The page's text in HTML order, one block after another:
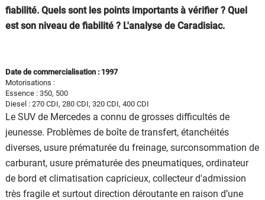
fiabilité. Quels sont les points importants à vérifier ? Quel
est son niveau de fiabilité ? L'analyse de Caradisiac.
Date de commercialisation : 1997
Motorisations :
Essence : 350, 500
Diesel : 270 CDI, 280 CDI, 320 CDI, 400 CDI
Le SUV de Mercedes a connu de grosses difficultés de
jeunesse. Problèmes de boîte de transfert, étanchéités
diverses, usure prématurée du freinage, surconsommation de
carburant, usure prématurée des pneumatiques, ordinateur
de bord et climatisation capricieux, collecteur d'admission
très fragile et surtout direction déroutante en raison d’une